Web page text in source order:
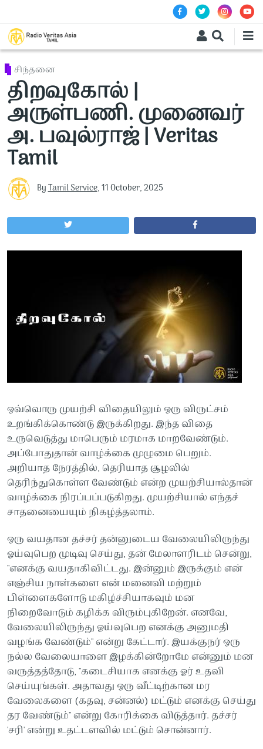
சிந்தனை
திறவுகோல் |
அருள்பணி. முனைவர்
அ. பவுல்ராஜ் | Veritas
Tamil
ByTamil Service,11 October, 2025
ஒவ்வொரு முயற்சி விதையிலும் ஒரு விருட்சம்
உறங்கிக்கொண்டு இருக்கிறது. இந்த விதை
உருவெடுத்து மாபெரும் மரமாக மாறவேண்டும்.
அப்போதுதான் வாழ்க்கை முழுமை பெறும்.
அறியாத நேரத்தில், தெரியாத சூழலில்
தெரிந்துகொள்ள வேண்டும் என்ற முயற்சியால்தான்
வாழ்க்கை நிரப்பப்படுகிறது. முயற்சியால் எந்தச்
சாதனையையும் நிகழ்த்தலாம்.
ஒரு வயதான தச்சர் தன்னுடைய வேலையிலிருந்து
ஓய்வுபெற முடிவு செய்து, தன் மேலாளரிடம் சென்று,
"எனக்கு வயதாகிவிட்டது. இன்னும் இருக்கும் என்
எஞ்சிய நாள்களை என் மனைவி மற்றும்
பிள்ளைகளோடு மகிழ்ச்சியாகவும் மன
நிறைவோடும் கழிக்க விரும்புகிறேன். எனவே,
வேலையிலிருந்து ஓய்வுபெற எனக்கு அனுமதி
வழங்க வேண்டும்" என்று கேட்டார். இயக்குநர் ஒரு
நல்ல வேலையாளை இழக்கின்றோமே என்னும் மன
வருத்தத்தோடு, "கடைசியாக எனக்கு ஓர் உதவி
செய்யுங்கள். அதாவது ஒரு வீட்டிற்கான மர
வேலைகளை (கதவு, சன்னல்) மட்டும் எனக்கு செய்து
தர வேண்டும்" என்று கோரிக்கை விடுத்தார். தச்சர்
'சரி' என்று உதட்டளவில் மட்டும் சொன்னார்.